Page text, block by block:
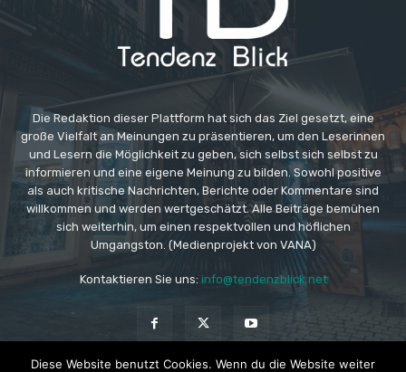
Die Redaktion dieser Plattform hat sich das Ziel gesetzt, eine
große Vielfalt an Meinungen zu präsentieren, um den Leserinnen
und Lesern die Möglichkeit zu geben, sich selbst sich selbst zu
informieren und eine eigene Meinung zu bilden. Sowohl positive
als auch kritische Nachrichten, Berichte oder Kommentare sind
willkommen und werden wertgeschätzt. Alle Beiträge bemühen
sich weiterhin, um einen respektvollen und höflichen
Umgangston. (Medienprojekt von VANA)
Kontaktieren Sie uns: info@tendenzblick.net
Diese Website benutzt Cookies. Wenn du die Website weiter